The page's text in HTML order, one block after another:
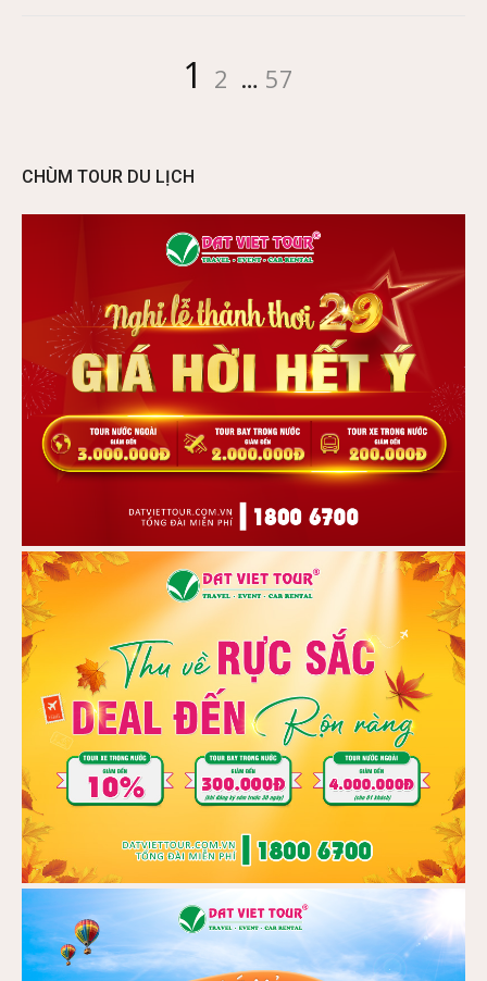
Page
1 Page
2 … Page
57
CHÙM TOUR DU LỊCH